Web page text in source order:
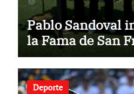
Pablo Sandoval
la Fama de San
Deporte